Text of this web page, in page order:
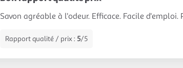
Savon agréable à l'odeur. Efficace. Facile d'emploi.
Rapport qualité / prix : 5/5